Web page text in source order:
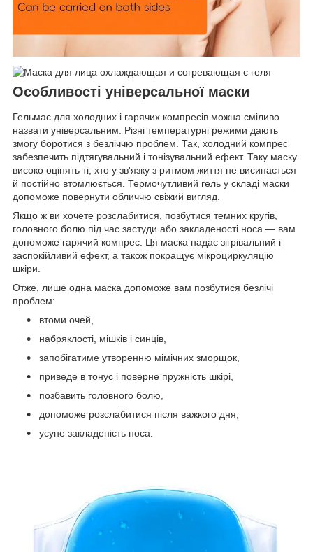
Особливості універсальної маски
Гельмас для холодних і гарячих компресів можна сміливо
назвати універсальним. Різні температурні режими дають
змогу боротися з безліччю проблем. Так, холодний компрес
забезпечить підтягувальний і тонізувальний ефект. Таку маску
високо оцінять ті, хто у зв'язку з ритмом життя не висипається
й постійно втомлюється. Термочутливий гель у складі маски
допоможе повернути обличчю свіжий вигляд.
Якщо ж ви хочете розслабитися, позбутися темних кругів,
головного болю під час застуди або закладеності носа — вам
допоможе гарячий компрес. Ця маска надає зігрівальний і
заспокійливий ефект, а також покращує мікроциркуляцію
шкіри.
Отже, лише одна маска допоможе вам позбутися безлічі
проблем:
втоми очей,
набряклості, мішків і синців,
запобігатиме утворенню мімічних зморщок,
приведе в тонус і поверне пружність шкірі,
позбавить головного болю,
допоможе розслабитися після важкого дня,
усуне закладеність носа.